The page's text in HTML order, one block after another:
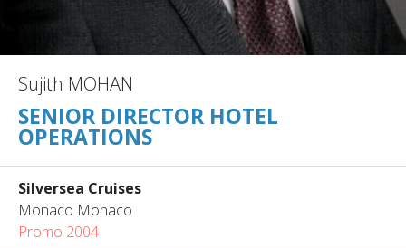
Sujith MOHAN
SENIOR DIRECTOR HOTEL
OPERATIONS
Silversea Cruises
Monaco Monaco
Promo 2004